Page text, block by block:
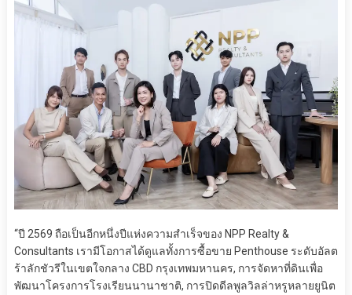
“ปี 2569 ถือเป็นอีกหนึ่งปีแห่งความสำเร็จของ NPP Realty &
Consultants เรามีโอกาสได้ดูแลทั้งการซื้อขาย Penthouse ระดับอัลต
ร้าลักชัวรีในเขตใจกลาง CBD กรุงเทพมหานคร, การจัดหาที่ดินเพื่อ
พัฒนาโครงการโรงเรียนนานาชาติ, การปิดดีลพูลวิลล่าหรูหลายยูนิต